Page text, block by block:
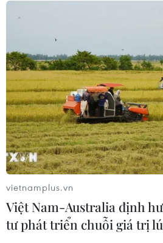
Trung Quốc hoàn thành bản
chất mới của toàn bộ Mặt
07/08/2026 08:52
Những định
trong thực hiện Nghị quyết 57-
NQ/TW
07/08/2026 08:18
Thông báo Kết luận của Tổng
vietnamplus.vn
Việt Nam-Australia định
tư phát triển chuỗi giá trị